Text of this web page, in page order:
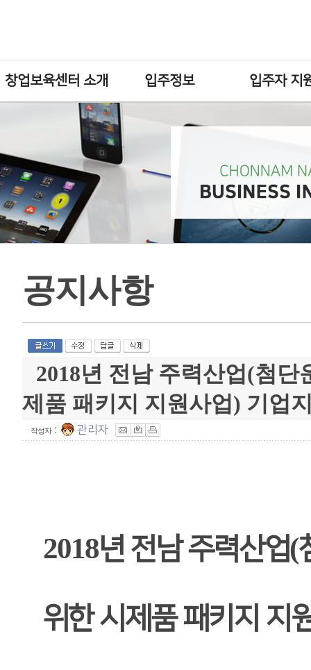
창업보육센터 소개 입주정보 입주자 지
공지사항
2018년 전남 주력산업(첨
제품 패키지 지원사업) 기업
작성자: 관리자
2018년 전남 주력산업(
위한 시제품 패키지 지